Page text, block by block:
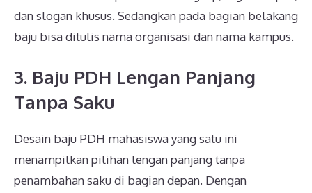
dan slogan khusus. Sedangkan pada bagian belakang
baju bisa ditulis nama organisasi dan nama kampus.
3. Baju PDH Lengan Panjang
Tanpa Saku
Desain baju PDH mahasiswa yang satu ini
menampilkan pilihan lengan panjang tanpa
penambahan saku di bagian depan. Dengan